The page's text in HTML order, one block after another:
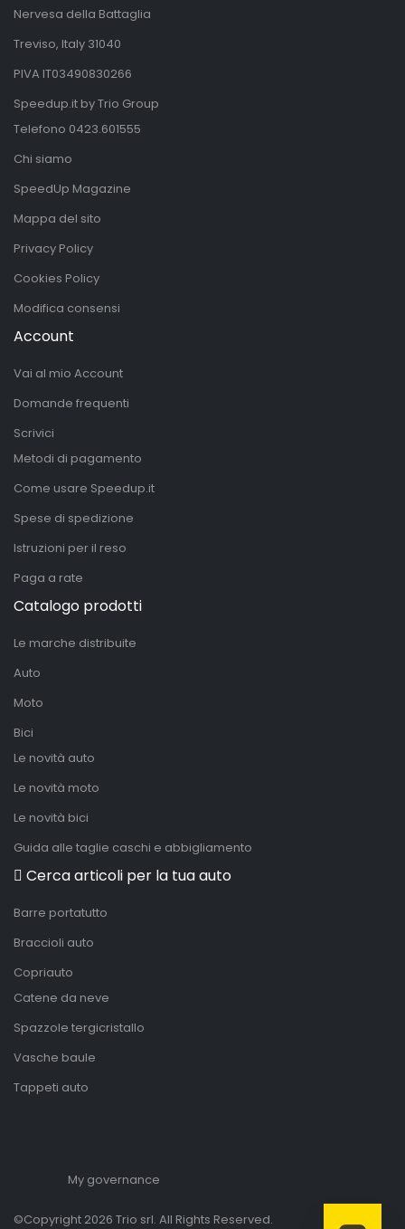
Nervesa della Battaglia
Treviso, Italy 31040
PIVA IT03490830266
Speedup.it by Trio Group
Telefono 0423.601555
Chi siamo
SpeedUp Magazine
Mappa del sito
Privacy Policy
Cookies Policy
Modifica consensi
Account
Vai al mio Account
Domande frequenti
Scrivici
Metodi di pagamento
Come usare Speedup.it
Spese di spedizione
Istruzioni per il reso
Paga a rate
Catalogo prodotti
Le marche distribuite
Auto
Moto
Bici
Le novità auto
Le novità moto
Le novità bici
Guida alle taglie caschi e abbigliamento
Cerca articoli per la tua auto
Barre portatutto
Braccioli auto
Copriauto
Catene da neve
Spazzole tergicristallo
Vasche baule
Tappeti auto
My governance
©Copyright 2026 Trio srl. All Rights Reserved.